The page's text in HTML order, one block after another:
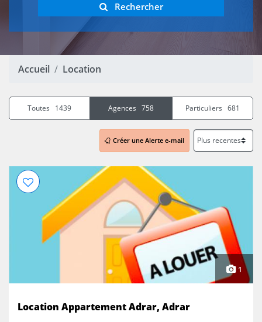
Rechercher
Accueil Location
Toutes 1439 Agences 758 Particuliers 681
Créer une Alerte e-mail
1
Location Appartement Adrar, Adrar